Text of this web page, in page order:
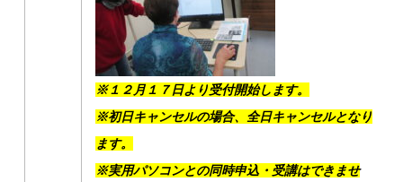
※１２月１７日より受付開始します。
※初日キャンセルの場合、全日キャンセルとなり
ます。
※実用パソコンとの同時申込・受講はできませ